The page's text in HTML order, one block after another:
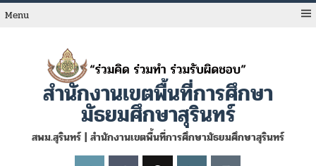
Skip
toMenu
สำนักงานเขตพื้นที่การศึกษา
มัธยมศึกษาสุรินทร์
สพม.สุรินทร์ | สำนักงานเขตพื้นที่การศึกษามัธยมศึกษาสุรินทร์